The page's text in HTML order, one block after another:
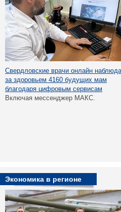
Свердловские врачи онлайн
за здоровьем 4160 будущих мам
благодаря цифровым сервисам
Включая мессенджер МАКС.
Экономика в регионе